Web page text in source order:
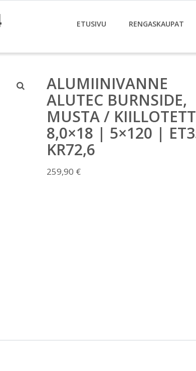
ETUSIVU RENGASKAUPAT
ALUMIINIVANNE
ALUTEC BURNSIDE,
MUSTA /
8,0×18 | 5×120 |
KR72,6
259,90 €